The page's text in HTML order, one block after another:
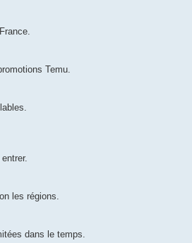
Temu.
les régions.
dans le temps.